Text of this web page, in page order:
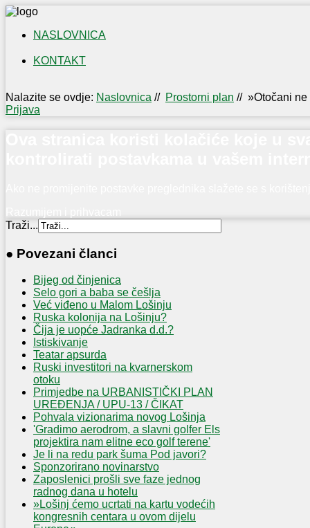
NASLOVNICA
KONTAKT
Nalazite se ovdje: Naslovnica // Prostorni plan // »Otočani
Prijava
Traži...
● Povezani članci
Bijeg od činjenica
Selo gori a baba se češlja
Već viđeno u Malom Lošinju
Ruska kolonija na Lošinju?
Čija je uopće Jadranka d.d.?
Istiskivanje
Teatar apsurda
Ruski investitori na kvarnerskom
otoku
Primjedbe na URBANISTIČKI PLAN
UREĐENJA / UPU-13 / ČIKAT
Pohvala vizionarima novog Lošinja
'Gradimo aerodrom, a slavni golfer Els
projektira nam elitne eco golf terene'
Je li na redu park šuma Pod javori?
Sponzorirano novinarstvo
Zaposlenici prošli sve faze jednog
radnog dana u hotelu
»Lošinj ćemo ucrtati na kartu vodećih
kongresnih centara u ovom dijelu
NAŠI
OTOČANI
U